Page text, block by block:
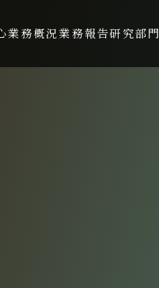
業務概況業務報告研究部門